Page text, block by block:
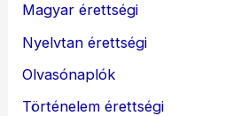
Magyar érettségi
Nyelvtan érettségi
Olvasónaplók
Történelem érettségi